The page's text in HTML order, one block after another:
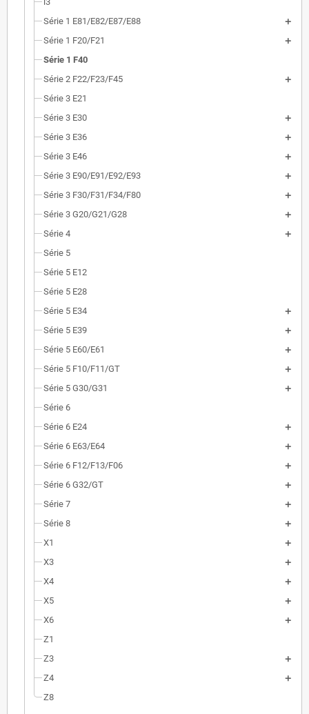
Série 1 E81/E82/E87/E88
Série 1 F20/F21
Série 1 F40
Série 2 F22/F23/F45
Série 3 E21
Série 3 E30
Série 3 E36
Série 3 E46
Série 3 E90/E91/E92/E93
Série 3 F30/F31/F34/F80
Série 3 G20/G21/G28
Série 4
Série 5
Série 5 E12
Série 5 E28
Série 5 E34
Série 5 E39
Série 5 E60/E61
Série 5 F10/F11/GT
Série 5 G30/G31
Série 6
Série 6 E24
Série 6 E63/E64
Série 6 F12/F13/F06
Série 6 G32/GT
Série 7
Série 8
X1
X3
X4
X5
X6
Z1
Z3
Z4
Z8